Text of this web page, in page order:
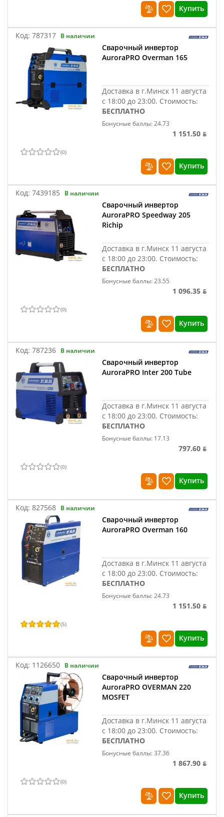
Купить
Код: 787317 В наличии
Сварочный инвертор
AuroraPRO Overman 165
Доставка в г.Минск 11 августа
с 18:00 до 23:00. Стоимость:
БЕСПЛАТНО
Бонусные баллы: 24.73
1 151.50 ƃ
(0)
Купить
Код: 7439185 В наличии
Сварочный инвертор
AuroraPRO Speedway 205
Richip
Доставка в г.Минск 11 августа
с 18:00 до 23:00. Стоимость:
БЕСПЛАТНО
Бонусные баллы: 23.55
1 096.35 ƃ
(0)
Купить
Код: 787236 В наличии
Сварочный инвертор
AuroraPRO Inter 200 Tube
Доставка в г.Минск 11 августа
с 18:00 до 23:00. Стоимость:
БЕСПЛАТНО
Бонусные баллы: 17.13
797.60 ƃ
(0)
Купить
Код: 827568 В наличии
Сварочный инвертор
AuroraPRO Overman 160
Доставка в г.Минск 11 августа
с 18:00 до 23:00. Стоимость:
БЕСПЛАТНО
Бонусные баллы: 24.73
1 151.50 ƃ
(5)
Купить
Код: 1126650 В наличии
Сварочный инвертор
AuroraPRO OVERMAN 220
MOSFET
Доставка в г.Минск 11 августа
с 18:00 до 23:00. Стоимость:
БЕСПЛАТНО
Бонусные баллы: 37.36
1 867.90 ƃ
(0)
Купить